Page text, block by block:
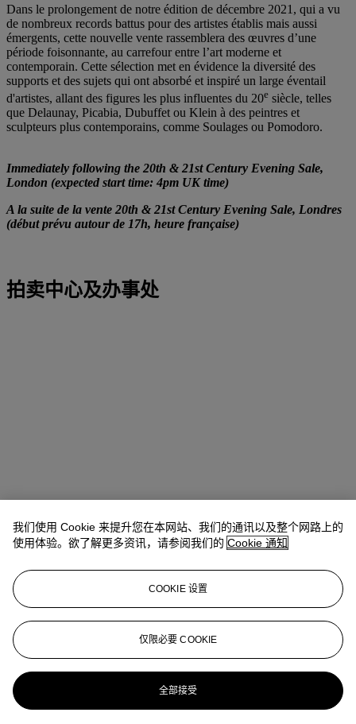
Dans le prolongement de notre édition de décembre 2021, qui a vu
de nombreux records battus pour des artistes établis mais aussi
émergents, cette nouvelle vente rassemblera des œuvres d’une
période foisonnante, au carrefour entre l’art moderne et
contemporain. Cette sélection met en évidence la diversité des
supports et des sujets qui ont absorbé et inspiré un large éventail
d'artistes, allant des figures les plus influentes du 20e siècle, telles
que Delaunay, Picabia, Dubuffet ou Klein à des peintres et
sculpteurs plus contemporains, comme Soulages ou Pomodoro.
Immediately following the 20th & 21st Century Evening Sale,
London (expected start time: 4pm UK time)
A la suite de la vente 20th & 21st Century Evening Sale, Londres
(début prévu autour de 17h, heure française)
拍卖中心及办事处
地址
9 Avenue Matignon
联络我们
+33 (0) 1 40 76 85 85 clientservicesparis@christies.com
我们使用 Cookie 来提升您在本网站、我们的通讯以及整个网路上的
使用体验。欲了解更多资讯，请参阅我们的 Cookie 通知
COOKIE 设置
仅限必要 COOKIE
全部接受